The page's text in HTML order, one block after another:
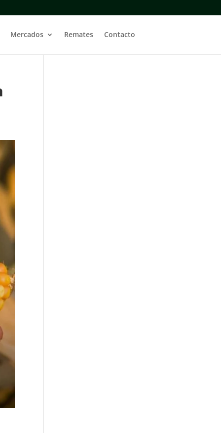
Mercados Remates Contacto